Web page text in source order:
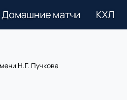
Домашние матчи КХЛ
Н.Г. Пучкова